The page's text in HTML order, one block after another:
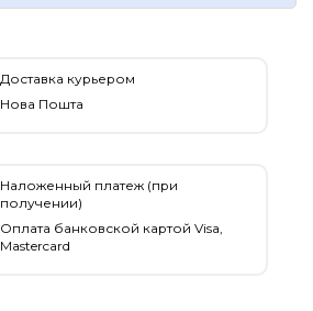
Доставка курьером
Нова Пошта
Наложенный платеж (при
получении)
Оплата банковской картой Visa,
Mastercard